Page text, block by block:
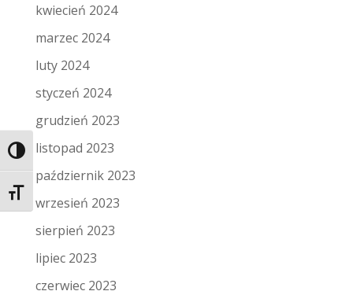
Toggle High Contrast
Toggle Font size
kwiecień 2024
marzec 2024
luty 2024
styczeń 2024
grudzień 2023
listopad 2023
październik 2023
wrzesień 2023
sierpień 2023
lipiec 2023
czerwiec 2023